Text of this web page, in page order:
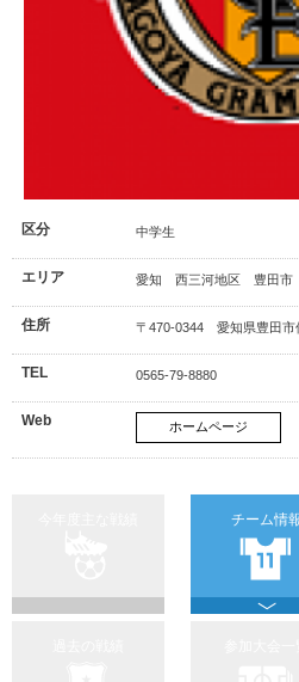
区分 中学生
エリア 愛知 西三河地区 豊田市
住所 〒470-0344 愛知県豊田
TEL 0565-79-8880
Web ホームページ
チーム情